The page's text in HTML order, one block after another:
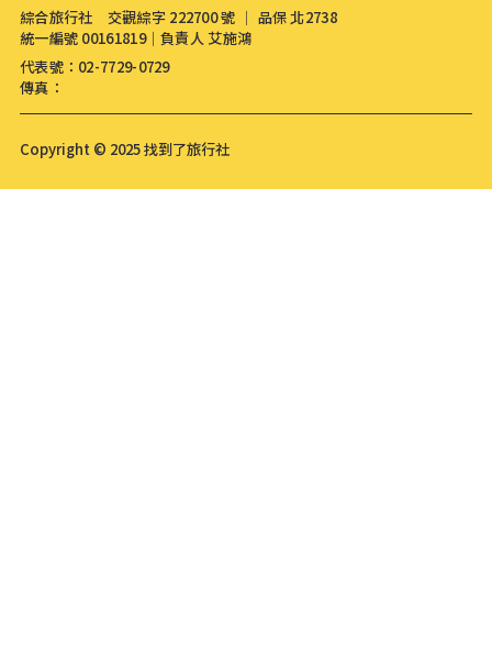
綜合旅行社 交觀綜字 222700 號 │ 品保 北2738
統一編號 00161819│負責人 艾施鴻
代表號：02-7729-0729
傳真：
Copyright © 2025 找到了旅行社